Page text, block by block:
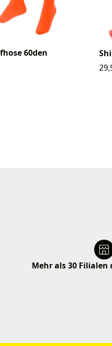
60den
Mehr als 30